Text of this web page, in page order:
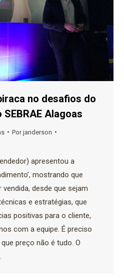
no desafios do
Alagoas
Porjanderson
apresentou a
mostrando que
desde que sejam
e estratégias, que
positivas para o cliente,
com a equipe. É preciso
preço não é tudo. O